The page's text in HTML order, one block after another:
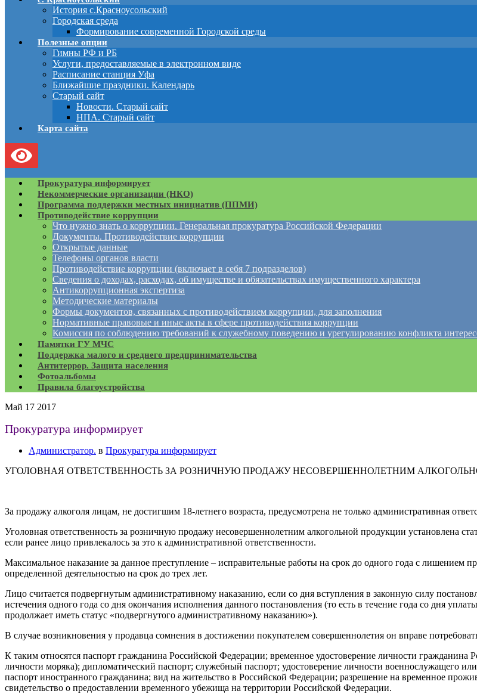
История с.Красноусольский
Городская среда
Формирование современной Городской среды
Полезные опции
Гимны РФ и РБ
Услуги, предоставляемые в электронном виде
Расписание станция Уфа
Ближайшие праздники. Календарь
Старый сайт
Новости. Старый сайт
НПА. Старый сайт
Карта сайта
Прокуратура информирует
Некоммерческие организации (НКО)
Программа поддержки местных инициатив (ППМИ)
Противодействие коррупции
Что нужно знать о коррупции. Генеральная прокуратура Российской Федерации
Документы. Противодействие коррупции
Открытые данные
Телефоны органов власти
Противодействие коррупции (включает в себя 7 подразделов)
Сведения о доходах, расходах, об имуществе и обязательствах имущественного характера
Антикоррупционная экспертиза
Методические материалы
Формы документов, связанных с противодействием коррупции, для заполнения
Нормативные правовые и иные акты в сфере противодействия коррупции
Комиссия по соблюдению требований к служебному поведению и урегулированию конфликта
Памятки ГУ МЧС
Поддержка малого и среднего предпринимательства
Антитеррор. Защита населения
Фотоальбомы
Правила благоустройства
Май 17 2017
Прокуратура информирует
Администратор. в Прокуратура информирует
УГОЛОВНАЯ ОТВЕТСТВЕННОСТЬ ЗА РОЗНИЧНУЮ ПРОДАЖУ НЕСОВЕРШЕННОЛЕТНИМ
За продажу алкоголя лицам, не достигшим 18-летнего возраста, предусмотрена не только административная
Уголовная ответственность за розничную продажу несовершеннолетним алкогольной продукции установлена
если ранее лицо привлекалось за это к административной ответственности.
Максимальное наказание за данное преступление – исправительные работы на срок до одного года с лишением
определенной деятельностью на срок до трех лет.
Лицо считается подвергнутым административному наказанию, если со дня вступления в законную силу
истечения одного года со дня окончания исполнения данного постановления (то есть в течение года со дня
продолжает иметь статус «подвергнутого административному наказанию»).
В случае возникновения у продавца сомнения в достижении покупателем совершеннолетия он вправе
К таким относятся паспорт гражданина Российской Федерации; временное удостоверение личности гражданина
личности моряка); дипломатический паспорт; служебный паспорт; удостоверение личности военнослужащего
паспорт иностранного гражданина; вид на жительство в Российской Федерации; разрешение на временное
свидетельство о предоставлении временного убежища на территории Российской Федерации.